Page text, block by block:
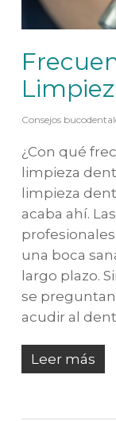
Consejos
¿Con qué
limpieza
limpieza
acaba ahí.
una boca
largo plazo.
se
acudir al
Leer más